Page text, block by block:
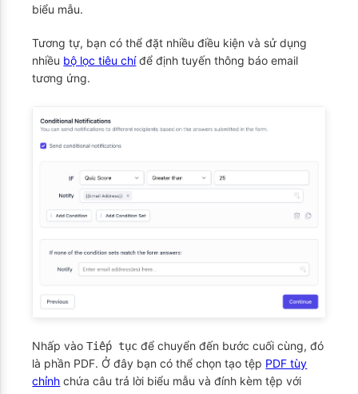
biểu mẫu.
Tương tự, bạn có thể đặt nhiều điều kiện và sử dụng
nhiều bộ lọc tiêu chíđể định tuyến thông báo email
tương ứng.
Nhấp vàoTiếp tục để chuyển đến bước cuối cùng, đó
là phần PDF. Ở đây bạn có thể chọn tạo tệp PDF tùy
chỉnh chứa câu trả lời biểu mẫu và đính kèm tệp với